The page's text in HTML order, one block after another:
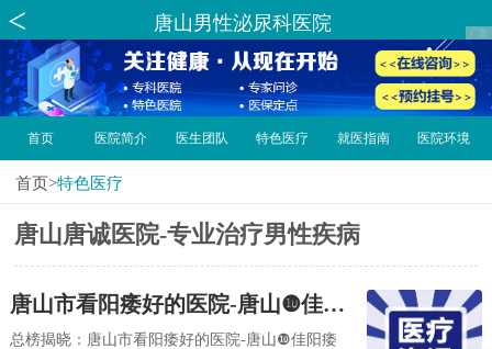
唐山男性泌尿科医院
首页 医院简介 医生团队 特色医疗 就医指南 医院环境
首页>特色医疗
唐山唐诚医院-专业治疗男性疾病
唐山市看阳痿好的医院-唐山❿佳阳
痿医院排名榜？
总榜揭晓：唐山市看阳痿好的医院-唐山❿佳阳痿